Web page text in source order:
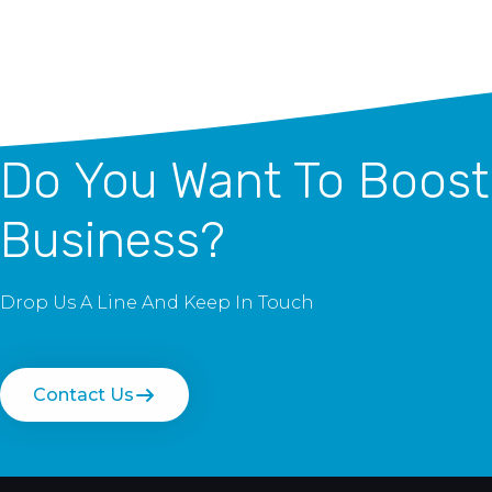
Do You Want To
Business?
Drop Us A Line And Keep In Touch
Contact Us